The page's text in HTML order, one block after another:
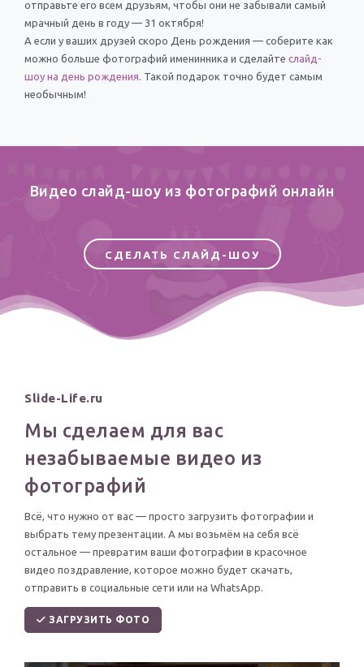
отправьте его всем друзьям, чтобы они не забывали самый
мрачный день в году — 31 октября!
А если у ваших друзей скоро День рождения — соберите как
можно больше фотографий именинника и сделайте слайд-
шоу на день рождения. Такой подарок точно будет самым
необычным!
Видео слайд-шоу из фотографий онлайн
СДЕЛАТЬ СЛАЙД-ШОУ
Slide-Life.ru
Мы сделаем для вас
незабываемые видео из
фотографий
Всё, что нужно от вас — просто загрузить фотографии и
выбрать тему презентации. А мы возьмём на себя всё
остальное — превратим ваши фотографии в красочное
видео поздравление, которое можно будет скачать,
отправить в социальные сети или на WhatsApp.
ЗАГРУЗИТЬ ФОТО